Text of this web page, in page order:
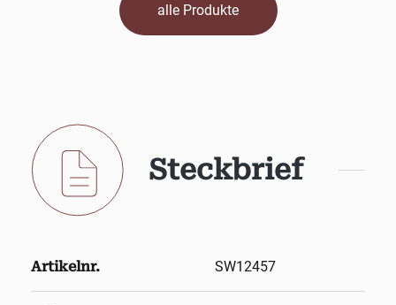
alle Produkte
Steckbrief
Artikelnr. SW12457